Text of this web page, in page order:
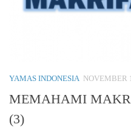
YAMAS INDONESIA NOVEMBER
MEMAHAMI
(3)